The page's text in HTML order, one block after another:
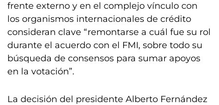
frente externo y en el complejo vínculo con
los organismos internacionales de crédito
consideran clave “remontarse a cuál fue su rol
durante el acuerdo con el FMI, sobre todo su
búsqueda de consensos para sumar apoyos
en la votación”.
La decisión del presidente Alberto Fernández